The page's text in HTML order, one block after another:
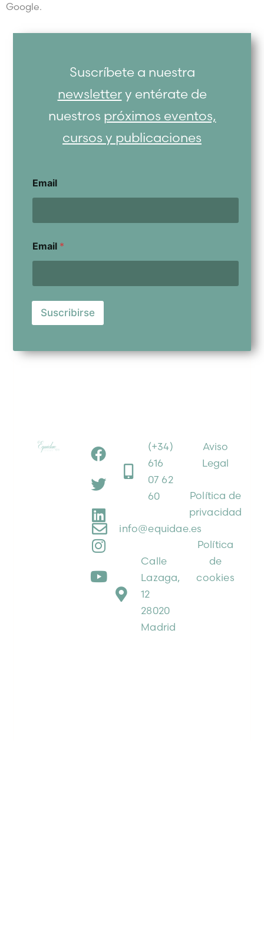
Google.
Suscríbete a nuestra
newslettery entérate de
nuestros próximos eventos,
cursos y publicaciones
Email
Email *
Suscribirse
(+34)
616
07 62
60
info@equidae.es
Calle
Lazaga,
12
28020
Madrid
Aviso
Legal
Política de
privacidad
Política
de
cookies